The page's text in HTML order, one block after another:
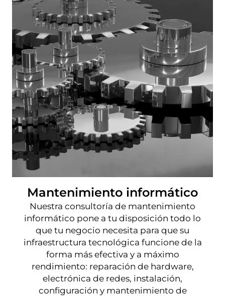
Mantenimiento informático
Nuestra consultoría de mantenimiento
informático pone a tu disposición todo lo
que tu negocio necesita para que su
infraestructura tecnológica funcione de la
forma más efectiva y a máximo
rendimiento: reparación de hardware,
electrónica de redes, instalación,
configuración y mantenimiento de